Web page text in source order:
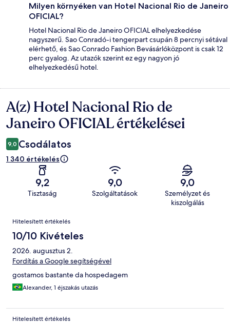
Milyen környéken van Hotel Nacional Rio de Janeiro
OFICIAL?
Hotel Nacional Rio de Janeiro OFICIAL elhelyezkedése
nagyszerű. Sao Conradó-i tengerpart csupán 8 percnyi sétával
elérhető, és Sao Conrado Fashion Bevásárlóközpont is csak 12
perc gyalog. Az utazók szerint ez egy nagyon jó
elhelyezkedésű hotel.
Értékelések
A(z) Hotel Nacional Rio de
Janeiro OFICIAL értékelései
9,0 Csodálatos
1 340 értékelés
9,2
Tisztaság
9,0
Szolgáltatások
9,0
Személyzet és
kiszolgálás
Értékelések
Hitelesített értékelés
10/10 Kivételes
2026. augusztus 2.
Fordítás a Google segítségével
gostamos bastante da hospedagem
Alexander, 1 éjszakás utazás
Hitelesített értékelés